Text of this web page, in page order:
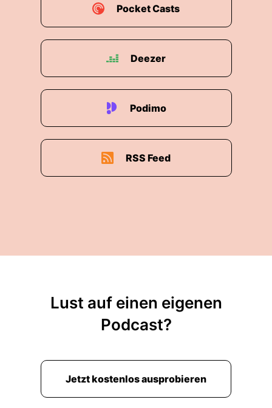
Pocket Casts
Deezer
Podimo
RSS Feed
Lust auf einen eigenen
Podcast?
Jetzt kostenlos ausprobieren